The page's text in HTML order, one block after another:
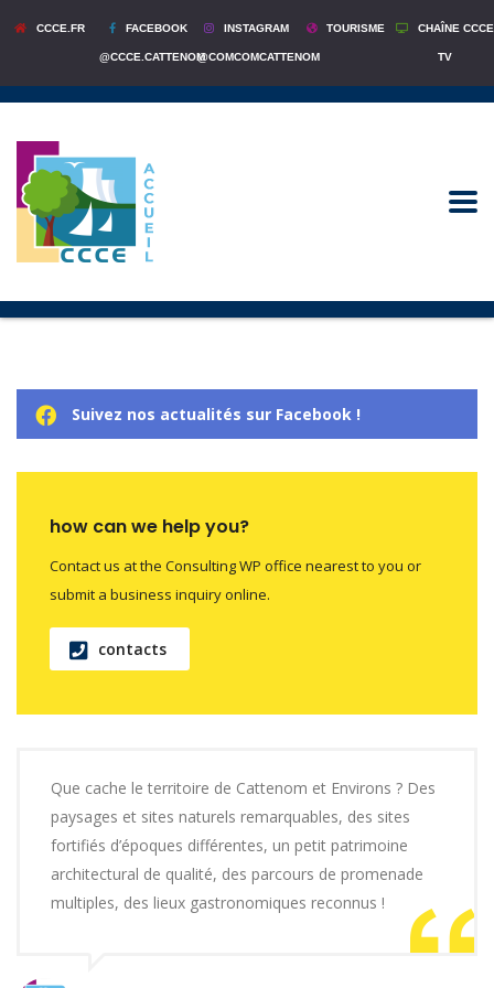
CCCE.FR FACEBOOK
@CCCE.CATTENOM
INSTAGRAM
@COMCOMCATTENOM
TOURISME CHAÎNE CCCE
TV
Suivez nos actualités sur Facebook !
how can we help you?
Contact us at the Consulting WP office nearest to you or
submit a business inquiry online.
contacts
Que cache le territoire de Cattenom et Environs ? Des
paysages et sites naturels remarquables, des sites
fortifiés d’époques différentes, un petit patrimoine
architectural de qualité, des parcours de promenade
multiples, des lieux gastronomiques reconnus !